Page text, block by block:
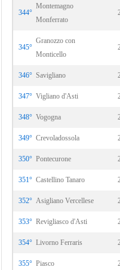
344°
Montemagno
Monferrato
345°
Granozzo con
Monticello
346° Savigliano
347° Vigliano d'Asti
348° Vogogna
349° Crevoladossola
350° Pontecurone
351° Castellino Tanaro
352° Asigliano Vercellese
353° Revigliasco d'Asti
354° Livorno Ferraris
355° Piasco